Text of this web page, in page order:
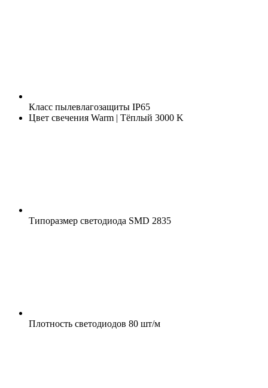
Класс пылевлагозащиты IP65
Цвет свечения Warm | Тёплый 3000 K
Типоразмер светодиода SMD 2835
Плотность светодиодов 80 шт/м